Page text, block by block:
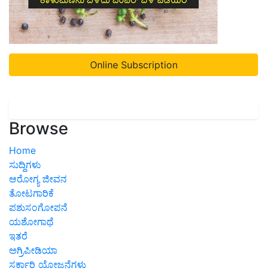
Online Subscription
Browse
Home
ಸುದ್ದಿಗಳು
ಆರೋಗ್ಯ ಜೀವನ
ತೋಟಗಾರಿಕೆ
ಪಶುಸಂಗೋಪನೆ
ಯಶೋಗಾಥೆ
ಇತರೆ
ಅಗ್ರಿಪೀಡಿಯಾ
ಸರ್ಕಾರಿ ಯೋಜನೆಗಳು